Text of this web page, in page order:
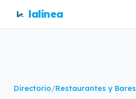
lalínea
Directorio/Restaurantes y Bares